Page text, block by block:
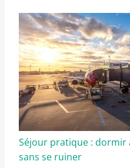
Séjour pratique : dormir
sans se ruiner